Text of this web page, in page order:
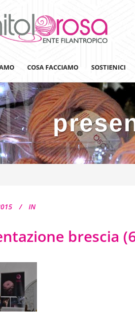
COSA FACCIAMO
Lanaterapia
Ricerca
Sensibilizzazione
SOSTIENICI
Adotta
Team
IN
brescia